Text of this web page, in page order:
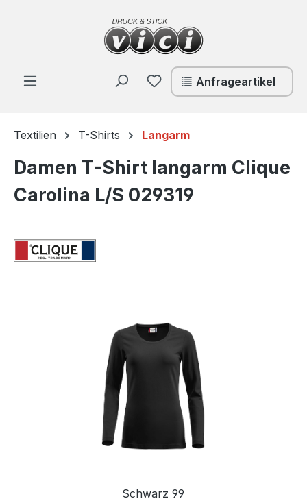
Zum Hauptinhalt springen
Du hast 0 Produkte auf
Anfrageartikel
Textilien T-Shirts Langarm
Damen T-Shirt langarm Clique
Carolina L/S 029319
Schwarz 99